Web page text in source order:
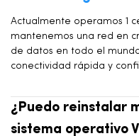
Actualmente operamos 1
mantenemos una red en
de datos en todo el
conectividad rápida y
¿Puedo reinstalar
sistema operativo